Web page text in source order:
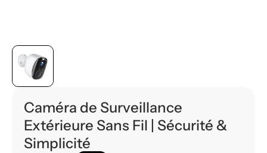
Caméra de Surveillance
Extérieure Sans Fil | Sécurité &
Simplicité